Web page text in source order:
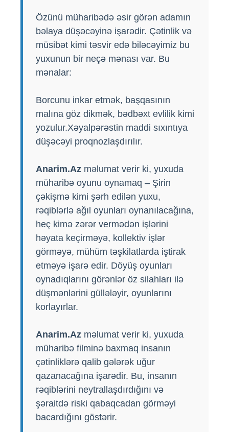
Özünü müharibədə əsir görən adamın
bəlaya düşəcəyinə işarədir. Çətinlik və
müsibət kimi təsvir edə biləcəyimiz bu
yuxunun bir neçə mənası var. Bu
mənalar:
Borcunu inkar etmək, başqasının
malına göz dikmək, bədbəxt evlilik kimi
yozulur.Xəyalpərəstin maddi sıxıntıya
düşəcəyi proqnozlaşdırılır.
Anarim.Az məlumat verir ki, yuxuda
müharibə oyunu oynamaq – Şirin
çəkişmə kimi şərh edilən yuxu,
rəqiblərlə ağıl oyunları oynanılacağına,
heç kimə zərər vermədən işlərini
həyata keçirməyə, kollektiv işlər
görməyə, mühüm təşkilatlarda iştirak
etməyə işarə edir. Döyüş oyunları
oynadıqlarını görənlər öz silahları ilə
düşmənlərini güllələyir, oyunlarını
korlayırlar.
Anarim.Az məlumat verir ki, yuxuda
müharibə filminə baxmaq insanın
çətinliklərə qalib gələrək uğur
qazanacağına işarədir. Bu, insanın
rəqiblərini neytrallaşdırdığını və
şəraitdə riski qabaqcadan görməyi
bacardığını göstərir.